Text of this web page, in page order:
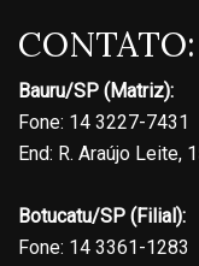
CONTATO:
Bauru/SP (Matriz):
Fone: 14 3227-7431
End: R. Araújo Leite,
Botucatu/SP (Filial):
Fone: 14 3361-1283